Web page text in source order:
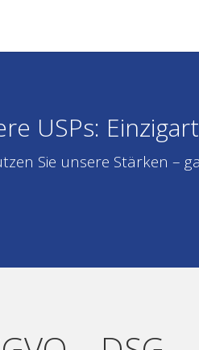
USPs:
Sie unsere Stärken –